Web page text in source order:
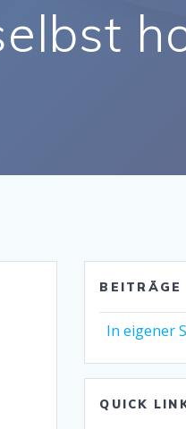
BEITRÄGE
In eigener
QUICK